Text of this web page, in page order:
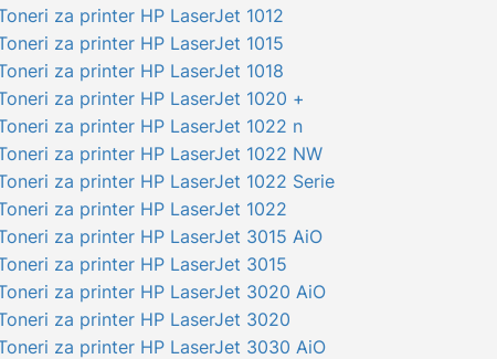
za printer HP LaserJet 1012
za printer HP LaserJet 1015
za printer HP LaserJet 1018
za printer HP LaserJet 1020 +
za printer HP LaserJet 1022 n
za printer HP LaserJet 1022 NW
za printer HP LaserJet 1022 Serie
za printer HP LaserJet 1022
za printer HP LaserJet 3015 AiO
za printer HP LaserJet 3015
za printer HP LaserJet 3020 AiO
za printer HP LaserJet 3020
za printer HP LaserJet 3030 AiO